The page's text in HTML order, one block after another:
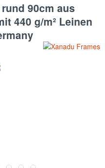
90cm aus
440 g/m² Leinen